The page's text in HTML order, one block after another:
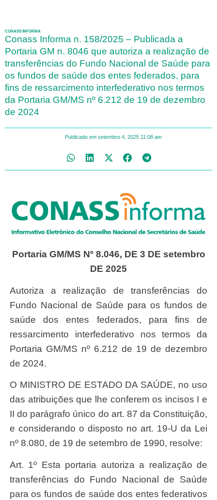
CONASS INFORMA
Conass Informa n. 158/2025 – Publicada a
Portaria GM n. 8046 que autoriza a realização de
transferências do Fundo Nacional de Saúde para
os fundos de saúde dos entes federados, para
fins de ressarcimento interfederativo nos termos
da Portaria GM/MS nº 6.212 de 19 de dezembro
de 2024
Publicado em setembro 4, 2025 11:08 am
Portaria GM/MS Nº 8.046, DE 3 DE setembro
DE 2025
Autoriza a realização de transferências do
Fundo Nacional de Saúde para os fundos de
saúde dos entes federados, para fins de
ressarcimento interfederativo nos termos da
Portaria GM/MS nº 6.212 de 19 de dezembro
de 2024.
O MINISTRO DE ESTADO DA SAÚDE, no uso
das atribuições que lhe conferem os incisos I e
II do parágrafo único do art. 87 da Constituição,
e considerando o disposto no art. 19-U da Lei
nº 8.080, de 19 de setembro de 1990, resolve:
Art. 1º Esta portaria autoriza a realização de
transferências do Fundo Nacional de Saúde
para os fundos de saúde dos entes federativos